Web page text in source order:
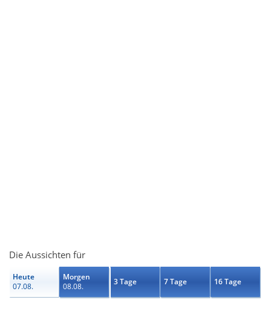
Die Aussichten für
Heute
07.08.
Morgen
08.08.
3 Tage 7 Tage 16 Tage